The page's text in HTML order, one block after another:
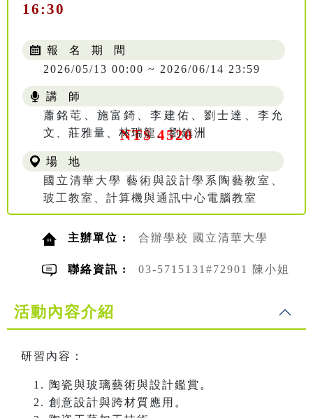
16:30
NT$ 4520
報 名 期 間
2026/05/13 00:00 ~ 2026/06/14 23:59
講 師
蕭銘芚、施富錡、李建佑、劉士達、李允
文、莊雅量、林瑞龍、劉鎮洲
場 地
國立清華大學 藝術與設計學系陶藝教室、
玻工教室、計算機與通訊中心電腦教室
主辦單位 : 合辦學校 國立清華大學
聯絡資訊 : 03-5715131#72901 陳小姐
活動內容介紹
研習內容：
陶瓷與玻璃藝術與設計鑑賞 。
創意設計與跨材質應用 。